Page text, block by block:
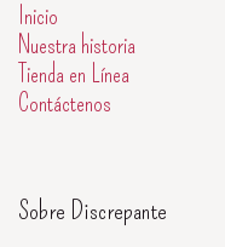
Inicio
Nuestra historia
Tienda en Línea
Contáctenos
Sobre Discrepante